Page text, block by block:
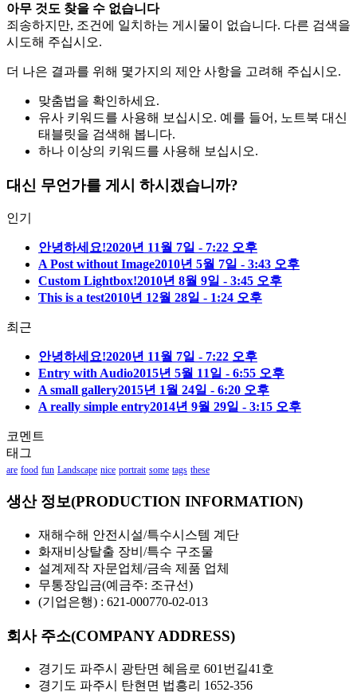
아무 것도 찾을 수 없습니다
죄송하지만, 조건에 일치하는 게시물이 없습니다. 다른 검색을
시도해 주십시오.
더 나은 결과를 위해 몇가지의 제안 사항을 고려해 주십시오.
맞춤법을 확인하세요.
유사 키워드를 사용해 보십시오. 예를 들어, 노트북 대신
태블릿을 검색해 봅니다.
하나 이상의 키워드를 사용해 보십시오.
대신 무언가를 게시 하시겠습니까?
인기
안녕하세요!2020년 11월 7일 - 7:22 오후
A Post without Image2010년 5월 7일 - 3:43 오후
Custom Lightbox!2010년 8월 9일 - 3:45 오후
This is a test2010년 12월 28일 - 1:24 오후
최근
안녕하세요!2020년 11월 7일 - 7:22 오후
Entry with Audio2015년 5월 11일 - 6:55 오후
A small gallery2015년 1월 24일 - 6:20 오후
A really simple entry2014년 9월 29일 - 3:15 오후
코멘트
태그
are food fun Landscape nice portrait some tags these
생산 정보(PRODUCTION INFORMATION)
재해수해 안전시설/특수시스템 계단
화재비상탈출 장비/특수 구조물
설계제작 자문업체/금속 제품 업체
무통장입금(예금주: 조규선)
(기업은행) : 621-000770-02-013
회사 주소(COMPANY ADDRESS)
경기도 파주시 광탄면 혜음로 601번길41호
경기도 파주시 탄현면 법흥리 1652-356